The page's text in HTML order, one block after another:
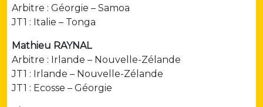
Arbitre : Géorgie – Samoa
JT1 : Italie – Tonga
Mathieu RAYNAL
Arbitre : Irlande – Nouvelle-Zélande
JT1 : Irlande – Nouvelle-Zélande
JT1 : Ecosse – Géorgie